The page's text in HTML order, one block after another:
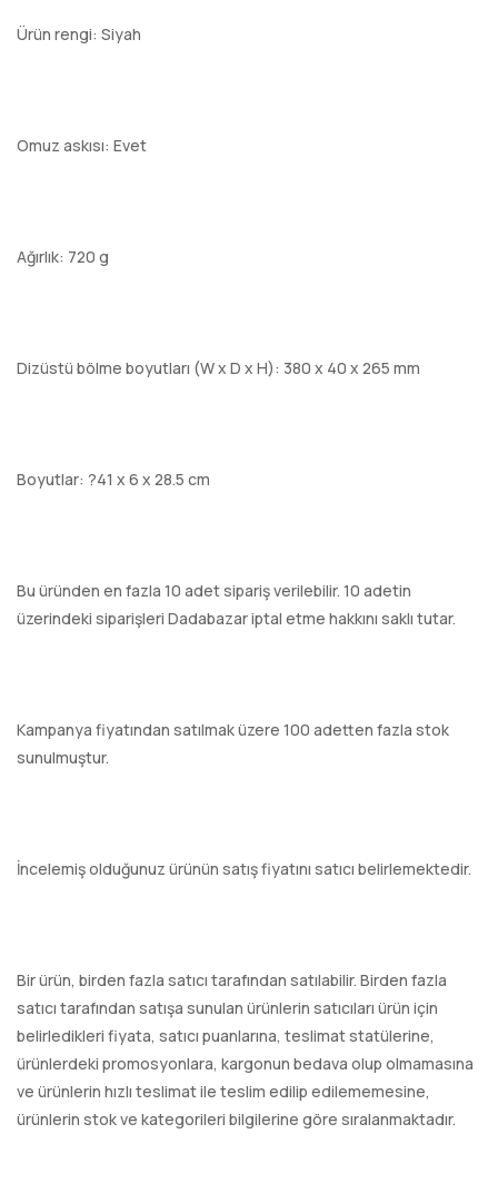
Ürün rengi: Siyah
Omuz askısı: Evet
Ağırlık: 720 g
Dizüstü bölme boyutları (W x D x H): 380 x 40 x 265 mm
Boyutlar: ?41 x 6 x 28.5 cm
Bu üründen en fazla 10 adet sipariş verilebilir. 10 adetin
üzerindeki siparişleri Dadabazar iptal etme hakkını saklı tutar.
Kampanya fiyatından satılmak üzere 100 adetten fazla stok
sunulmuştur.
İncelemiş olduğunuz ürünün satış fiyatını satıcı belirlemektedir.
Bir ürün, birden fazla satıcı tarafından satılabilir. Birden fazla
satıcı tarafından satışa sunulan ürünlerin satıcıları ürün için
belirledikleri fiyata, satıcı puanlarına, teslimat statülerine,
ürünlerdeki promosyonlara, kargonun bedava olup olmamasına
ve ürünlerin hızlı teslimat ile teslim edilip edilememesine,
ürünlerin stok ve kategorileri bilgilerine göre sıralanmaktadır.